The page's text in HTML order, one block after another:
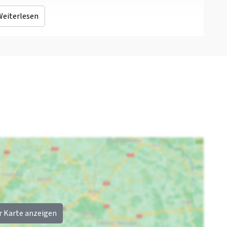
n: <1km
Bahnhof
Sauna
Kinderbetten: 2
Kinderstuhl: 0
Laufstall
Karte anzeigen